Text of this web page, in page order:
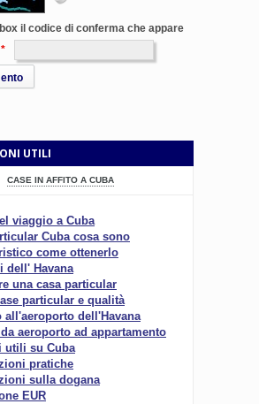
il codice di conferma che appare
UTILI
CASE IN AFFITO A CUBA
viaggio a Cuba
Cuba cosa sono
come ottenerlo
dell' Havana
una casa particular
particular e qualità
all'aeroporto dell'Havana
aeroporto ad appartamento
utili su Cuba
pratiche
sulla dogana
EUR